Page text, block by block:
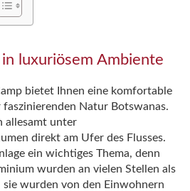
luxuriösem Ambiente
bietet Ihnen eine komfortable
Natur Botswanas.
allesamt unter
direkt am Ufer des Flusses.
ein wichtiges Thema, denn
wurden an vielen Stellen als
wurden von den Einwohnern